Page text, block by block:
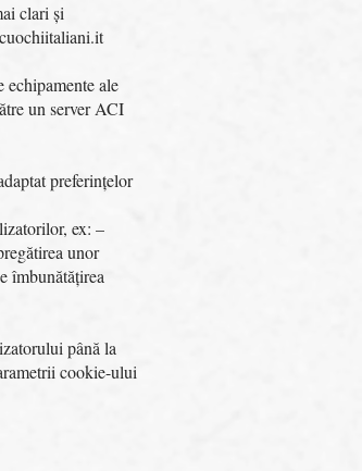
clari și
ale
un server ACI
preferințelor
ex: –
unor
îmbunătățirea
până la
cookie-ului